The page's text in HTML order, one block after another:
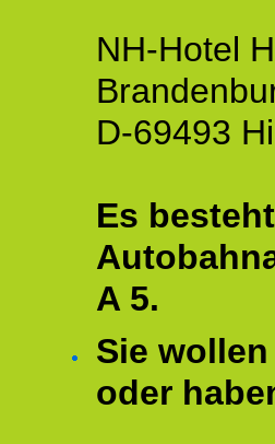
NH-Hotel
D-69493
Es
A 5.
Sie
oder